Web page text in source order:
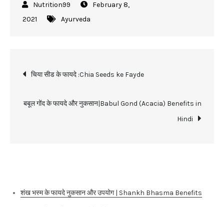
February 8,
2021
Ayurveda
Post
navigation
चिया सीड के फायदे :Chia Seeds ke Fayde
बबूल गोंद के फायदे और नुकसान|Babul Gond (Acacia) Benefits in
Hindi
शंख भस्म के फायदे नुकसान और उपयोग | Shankh Bhasma Benefits